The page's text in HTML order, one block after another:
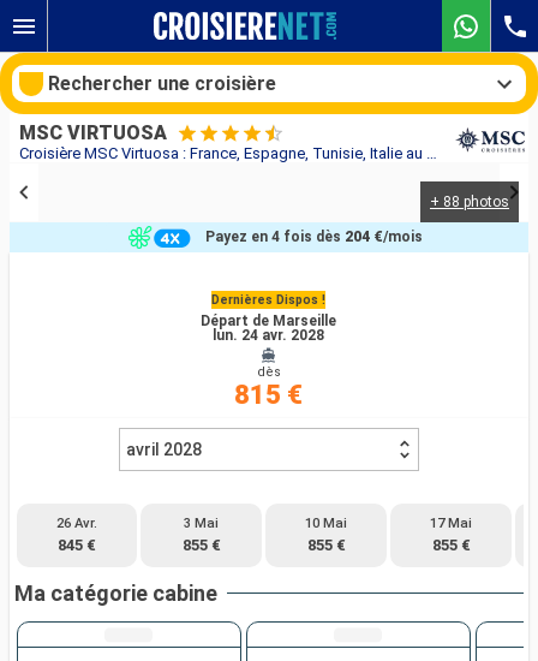
Croisière MSC Virtuosa : France, Espagne, Tunisie, Italie au départ de Marseille
MSC VIRTUOSA
+ 88 photos
Dernières Dispos !
Départ de Marseille
lun. 24 avr. 2028
dès
815 €
Payez en 4 fois dès 204 €/mois
avril 2028
26 Avr.
845 €
3 Mai
855 €
10 Mai
855 €
17 Mai
855 €
Ma catégorie cabine
Rechercher une croisière
Compagnies
Rechercher